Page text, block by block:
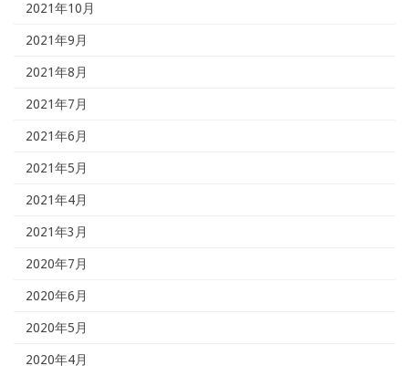
2021年10月
2021年9月
2021年8月
2021年7月
2021年6月
2021年5月
2021年4月
2021年3月
2020年7月
2020年6月
2020年5月
2020年4月